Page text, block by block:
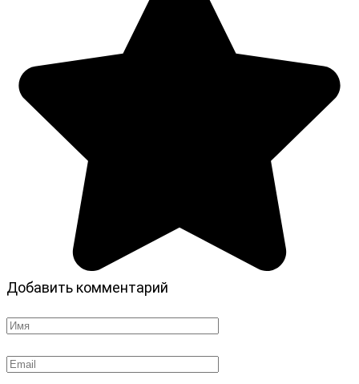
Добавить комментарий
Имя
Email